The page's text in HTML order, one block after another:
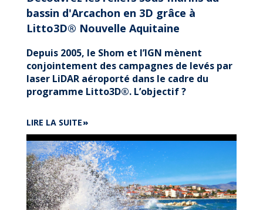
bassin d'Arcachon en 3D grâce à
Litto3D® Nouvelle Aquitaine
Depuis 2005, le Shom et l’IGN mènent
conjointement des campagnes de levés par
laser LiDAR aéroporté dans le cadre du
programme Litto3D®. L’objectif ?
LIRE LA SUITEDE
DÉCOUVREZ
LES
RELIEFS
SOUS-
MARINS
DU
BASSIN